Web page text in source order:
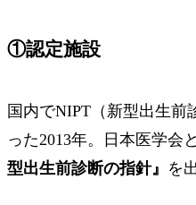
①認定施設
国内でNIPT（新型出生前
った2013年。日本医学会
型出生前診断の指針』 を